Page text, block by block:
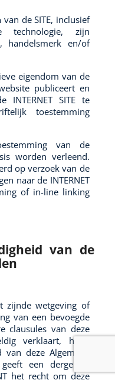
de SITE, inclusief
technologie, zijn
handelsmerk en/of
eigendom van de
publiceert en
SITE te
toestemming
van de
worden verleend.
op verzoek van de
naar de INTERNET
of in-line linking
van de
zijnde wetgeving of
van een bevoegde
clausules van deze
verklaart, heeft
deze Algemene
een dergelijke
het recht om deze